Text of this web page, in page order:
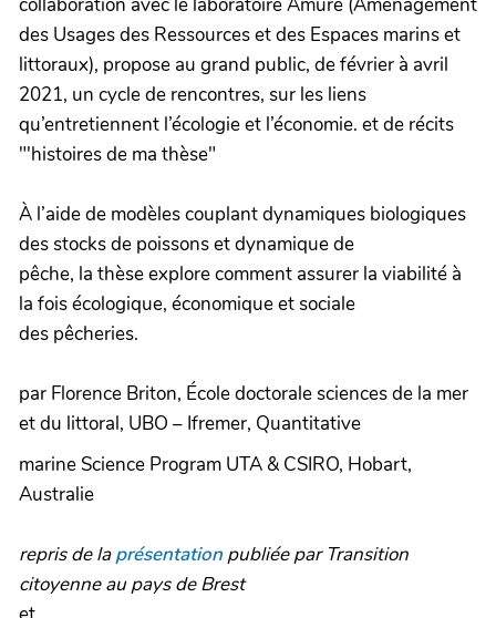
des Usages des Ressources et des Espaces marins et
littoraux), propose au grand public, de février à avril
2021, un cycle de rencontres, sur les liens
qu’entretiennent l’écologie et l’économie. et de récits
"'histoires de ma thèse"
À l’aide de modèles couplant dynamiques biologiques
des stocks de poissons et dynamique de
pêche, la thèse explore comment assurer la viabilité à
la fois écologique, économique et sociale
des pêcheries.
par Florence Briton, École doctorale sciences de la mer
et du littoral, UBO – Ifremer, Quantitative
marine Science Program UTA & CSIRO, Hobart,
Australie
repris de laprésentation publiée par Transition
citoyenne au pays de Brest